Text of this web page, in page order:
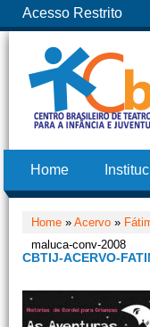
Acesso Restrito
Home
Home » Acervo »
maluca-conv-2008
CBTIJ-ACERVO-